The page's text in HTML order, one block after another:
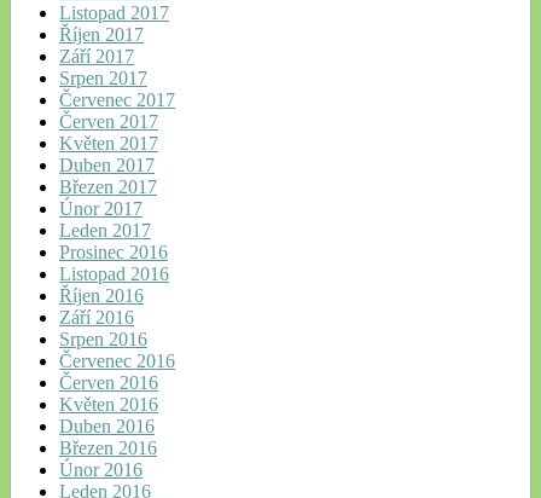
Listopad 2017
Říjen 2017
Září 2017
Srpen 2017
Červenec 2017
Červen 2017
Květen 2017
Duben 2017
Březen 2017
Únor 2017
Leden 2017
Prosinec 2016
Listopad 2016
Říjen 2016
Září 2016
Srpen 2016
Červenec 2016
Červen 2016
Květen 2016
Duben 2016
Březen 2016
Únor 2016
Leden 2016